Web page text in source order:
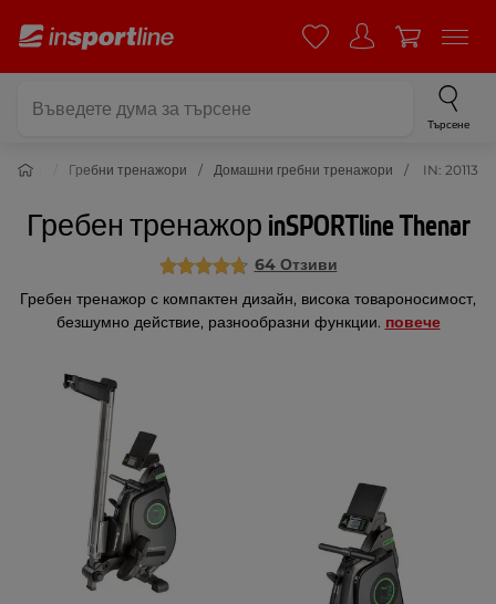
Търсене
Гребни тренажори Домашни гребни тренажори IN: 20113
Гребен тренажор inSPORTline Thenar
64 Отзиви
Гребен тренажор с компактен дизайн, висока товароносимост,
безшумно действие, разнообразни функции. повече